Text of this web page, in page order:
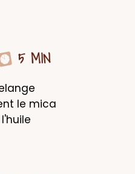
5 MIN
le mica